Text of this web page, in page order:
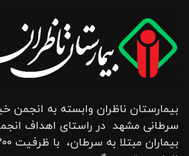
بیمارستان ناظران وابسته به انجمن
سرطانی مشهد در راستای اهداف